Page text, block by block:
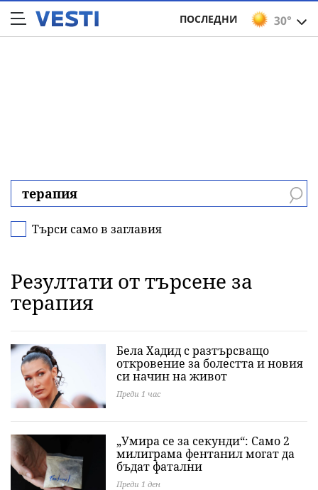
30°
ПОСЛЕДНИ
Търси само в заглавия
Резултати от търсене за
терапия
Бела Хадид с разтърсващо
откровение за болестта и новия
си начин на живот
Преди 1 час
„Умира се за секунди“: Само 2
милиграма фентанил могат да
бъдат фатални
Преди 1 ден